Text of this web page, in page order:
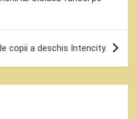
copii a deschis Intencity.